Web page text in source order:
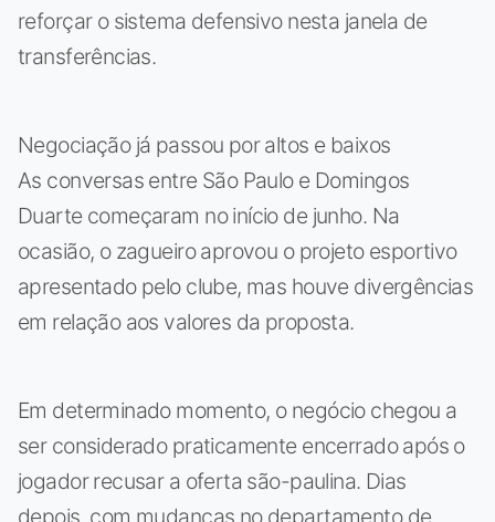
reforçar o sistema defensivo nesta janela de
transferências.
Negociação já passou por altos e baixos
As conversas entre São Paulo e Domingos
Duarte começaram no início de junho. Na
ocasião, o zagueiro aprovou o projeto esportivo
apresentado pelo clube, mas houve divergências
em relação aos valores da proposta.
Em determinado momento, o negócio chegou a
ser considerado praticamente encerrado após o
jogador recusar a oferta são-paulina. Dias
depois, com mudanças no departamento de